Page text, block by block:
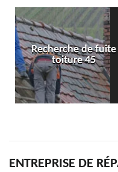
Entreprise
démoussage de
45
ENTREPRISE DE